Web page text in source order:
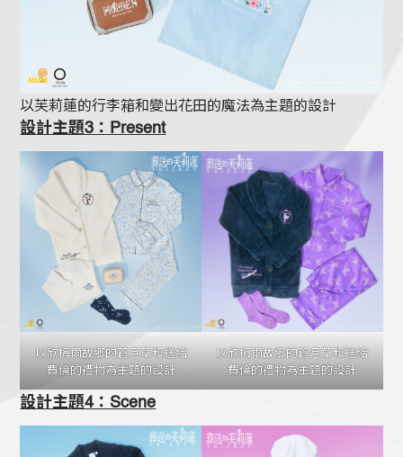
以芙莉蓮的行李箱和變出花田的魔法為主題的設計
設計主題3：Present
以欣梅爾故鄉的蒼月草和送給
費倫的禮物為主題的設計
以欣梅爾故鄉的蒼月草和送給
費倫的禮物為主題的設計
設計主題4：Scene